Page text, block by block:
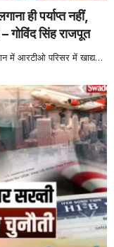
ही पर्याप्त नहीं,
गोविंद सिंह राजपूत
में आरटीओ परिसर में खाद्य…